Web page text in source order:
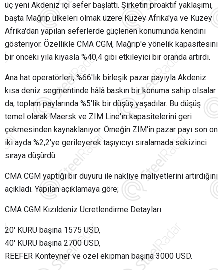
üç yeni Akdeniz içi sefer başlattı. Şirketin proaktif yaklaşımı,
başta Mağrip ülkeleri olmak üzere Kuzey Afrika'ya ve Kuzey
Afrika'dan yapılan seferlerde güçlenen konumunda kendini
gösteriyor. Özellikle CMA CGM, Mağrip'e yönelik kapasitesini
bir önceki yıla kıyasla %40,4 gibi etkileyici bir oranda artırdı.
Ana hat operatörleri, %66'lık birleşik pazar payıyla Akdeniz
kısa deniz segmentinde hâlâ baskın bir konuma sahip olsalar
da, toplam paylarında %5'lik bir düşüş yaşadılar. Bu düşüş
temel olarak Maersk ve ZIM Line'ın kapasitelerini geri
çekmesinden kaynaklanıyor. Örneğin ZIM'in pazar payı son on
iki ayda %2,2'ye gerileyerek taşıyıcıyı sıralamada sekizinci
sıraya düşürdü.
CMA CGM yaptığı bir duyuru ile nakliye maliyetlerini artırdığını
açıkladı. Yapılan açıklamaya göre;
CMA CGM Kızıldeniz Ücretlendirme Detayları
20' KURU başına 1575 USD,
40' KURU başına 2700 USD,
REEFER Konteyner ve özel ekipman başına 3000 USD.